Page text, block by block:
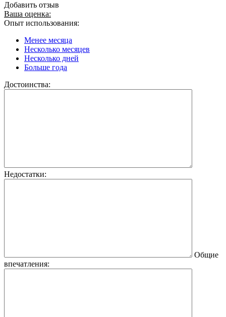
Добавить отзыв
Ваша оценка:
Опыт использования:
Менее месяца
Несколько месяцев
Несколько дней
Больше года
Достоинства:
Недостатки:
Общие
впечатления: